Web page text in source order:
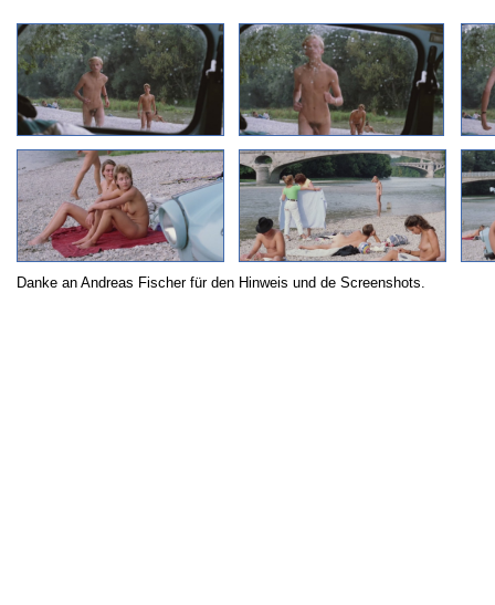
Danke an Andreas Fischer für den Hinweis und de Screenshots.